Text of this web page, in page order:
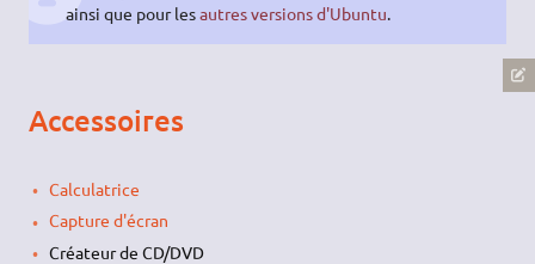
ainsi que pour lesautres versions d'Ubuntu.
Accessoires
Calculatrice
Capture d'écran
Créateur de CD/DVD